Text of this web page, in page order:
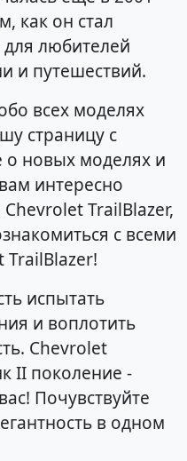
как он стал
любителей
и путешествий.
всех моделях
страницу с
о новых моделях и
интересно
TrailBlazer,
с всеми
испытать
и воплотить
Chevrolet
II поколение -
Почувствуйте
в одном